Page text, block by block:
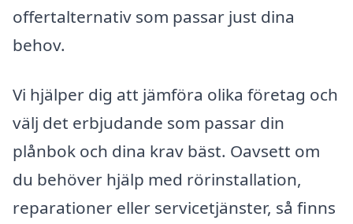
offertalternativ som passar just dina
behov.
Vi hjälper dig att jämföra olika företag och
välj det erbjudande som passar din
plånbok och dina krav bäst. Oavsett om
du behöver hjälp med rörinstallation,
reparationer eller servicetjänster, så finns